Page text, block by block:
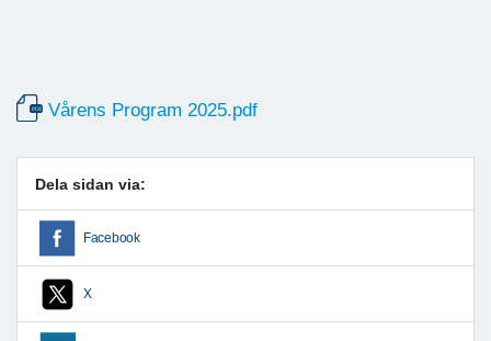
Vårens Program 2025.pdf
Dela sidan via:
Facebook
X